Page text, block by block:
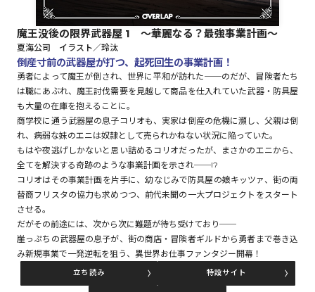
コミッククリエ
リキューレ
コミックパルフェ
コミックエッセイ
閉じる
魔王没後の限界武器屋 1 ～華麗なる？最強事業計画～
夏海公司 イラスト／玲汰
倒産寸前の武器屋が打つ、起死回生の事業計画！
勇者によって魔王が倒され、世界に平和が訪れた──のだが、冒険者たち
は職にあぶれ、魔王討伐需要を見越して商品を仕入れていた武器・防具屋
も大量の在庫を抱えることに。
商学校に通う武器屋の息子コリオも、実家は倒産の危機に瀕し、父親は倒
れ、病弱な妹のエニは奴隷として売られかねない状況に陥っていた。
もはや夜逃げしかないと思い詰めるコリオだったが、まさかのエニから、
全てを解決する奇跡のような事業計画を示され──!?
コリオはその事業計画を片手に、幼なじみで防具屋の娘キッツァ、街の両
替商フリスタの協力も求めつつ、前代未聞の一大プロジェクトをスタート
させる。
だがその前途には、次から次に難題が待ち受けており──
崖っぷちの武器屋の息子が、街の商店・冒険者ギルドから勇者まで巻き込
み新規事業で一発逆転を狙う、異世界お仕事ファンタジー開幕！
立ち読み 特設サイト